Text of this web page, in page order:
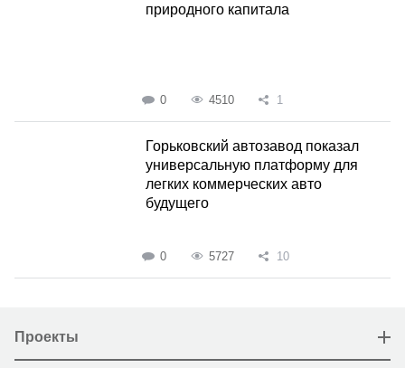
природного капитала
0 4510 1
Горьковский автозавод показал
универсальную платформу для
легких коммерческих авто
будущего
0 5727 10
Проекты